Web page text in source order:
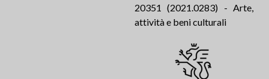
20351 (2021.0283) - Arte,
attività e beni culturali